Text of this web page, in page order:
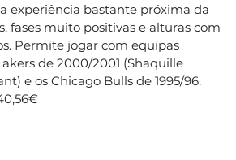
experiência bastante próxima da
fases muito positivas e alturas com
Permite jogar com equipas
de 2000/2001 (Shaquille
e os Chicago Bulls de 1995/96.